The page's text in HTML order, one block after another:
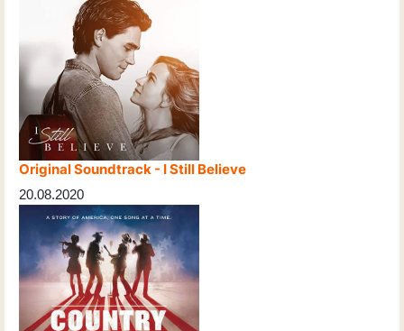
Original Soundtrack - I Still Believe
20.08.2020